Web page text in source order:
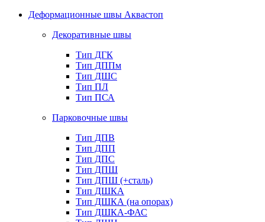
Деформационные швы Аквастоп
Декоративные швы
Тип ДГК
Тип ДППм
Тип ДШС
Тип ПЛ
Тип ПСА
Парковочные швы
Тип ДПВ
Тип ДПП
Тип ДПС
Тип ДПШ
Тип ДПШ (+сталь)
Тип ДШКА
Тип ДШКА (на опорах)
Тип ДШКА-ФАС